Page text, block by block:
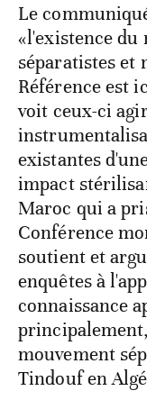
Le
«l'existence du
séparatistes et
Référence est
voit ceux-ci
existantes
impact
Maroc qui a
Conférence
soutient et
enquêtes à
connaissance
mouvement
Tindouf en